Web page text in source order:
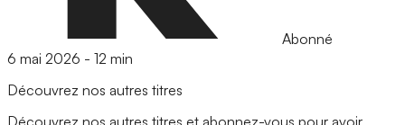
Abonné
6 mai 2026 - 12 min
Découvrez nos autres titres